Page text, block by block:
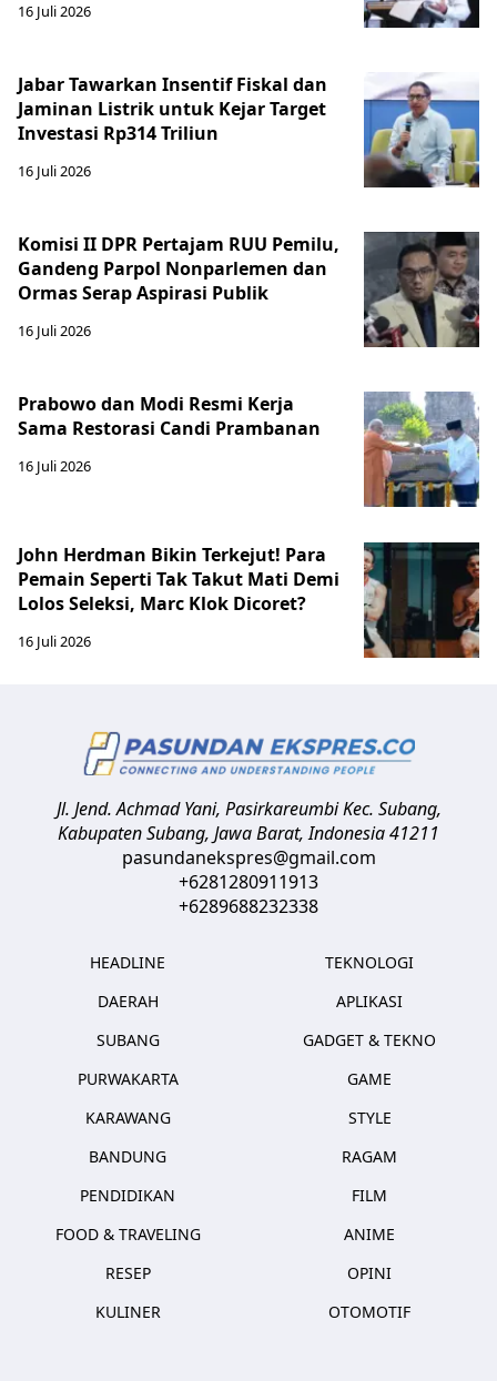
16 Juli 2026
Jabar Tawarkan Insentif Fiskal dan
Jaminan Listrik untuk Kejar Target
Investasi Rp314 Triliun
16 Juli 2026
Komisi II DPR Pertajam RUU Pemilu,
Gandeng Parpol Nonparlemen dan
Ormas Serap Aspirasi Publik
16 Juli 2026
Prabowo dan Modi Resmi Kerja
Sama Restorasi Candi Prambanan
16 Juli 2026
John Herdman Bikin Terkejut! Para
Pemain Seperti Tak Takut Mati Demi
Lolos Seleksi, Marc Klok Dicoret?
16 Juli 2026
Jl. Jend. Achmad Yani, Pasirkareumbi Kec. Subang,
Kabupaten Subang, Jawa Barat,Indonesia41211
pasundanekspres@gmail.com
+6281280911913
+6289688232338
HEADLINE
DAERAH
SUBANG
PURWAKARTA
KARAWANG
BANDUNG
PENDIDIKAN
FOOD & TRAVELING
RESEP
KULINER
TEKNOLOGI
APLIKASI
GADGET & TEKNO
GAME
STYLE
RAGAM
FILM
ANIME
OPINI
OTOMOTIF